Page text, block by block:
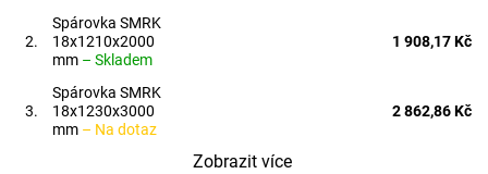
2.
Spárovka SMRK
18x1210x2000
mm – Skladem
1 908,17 Kč
3.
Spárovka SMRK
18x1230x3000
mm – Na dotaz
2 862,86 Kč
Zobrazit více